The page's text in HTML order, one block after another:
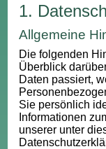
1.
Allgemeine
Die folgenden
Überblick
Daten passiert,
Sie persönlich
Informationen
unserer unter